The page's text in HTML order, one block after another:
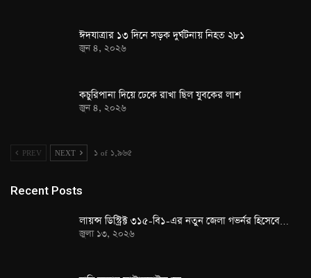
ঈদযাত্রার ১৩ দিনে সড়ক দুর্ঘটনায় নিহত ২৮১
জুন ৪, ২০২৬
কচুরিপানা দিয়ে ঢেকে রাখা ছিল যুবকের লাশ
জুন ৪, ২০২৬
PREV NEXT ১ of ১,৯৬৫
Recent Posts
লায়ন্স ডিস্ট্রিক্ট ৩১৫-বি১-এর নতুন জেলা গভর্নর হিসেবে…
জুলা ১৩, ২০২৬